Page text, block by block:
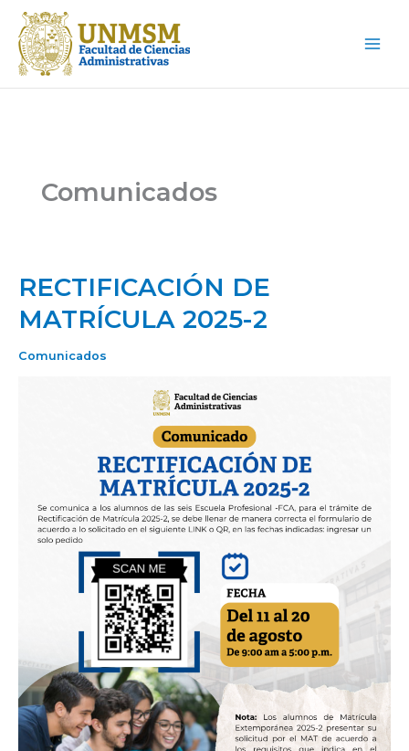
contenido
Comunicados
RECTIFICACIÓN DE
MATRÍCULA 2025-2
Comunicados
RECTIFICACIÓN
MATRÍCULA